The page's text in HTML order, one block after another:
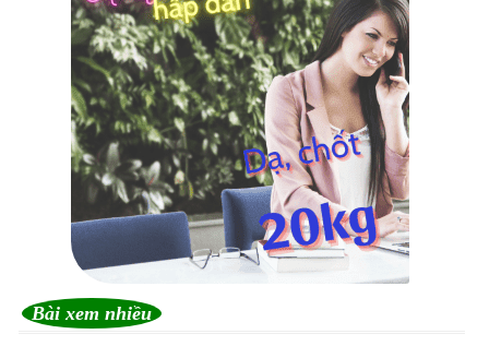
Bài xem nhiều